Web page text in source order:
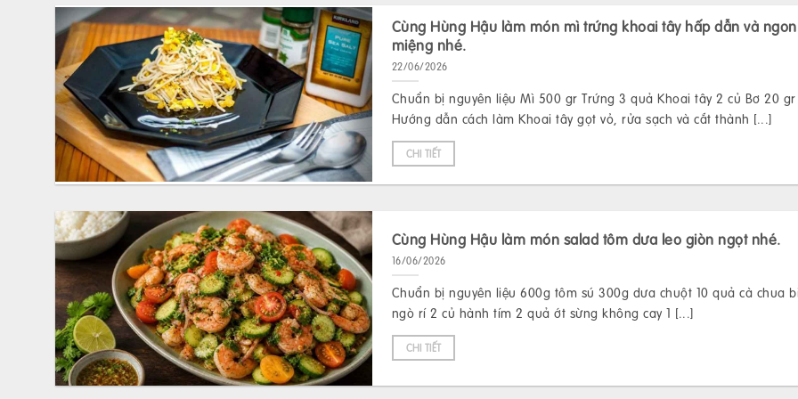
Cùng Hùng Hậu làm món mì trứng khoai tây hấp dẫn và ngon
miệng nhé.
22/06/2026
Chuẩn bị nguyên liệu Mì 500 gr Trứng 3 quả Khoai tây 2 củ Bơ 20 gr
Hướng dẫn cách làm Khoai tây gọt vỏ, rửa sạch và cắt thành [...]
CHI TIẾT
Cùng Hùng Hậu làm món salad tôm dưa leo giòn ngọt nhé.
16/06/2026
Chuẩn bị nguyên liệu 600g tôm sú 300g dưa chuột 10 quả cà chua
ngò rí 2 củ hành tím 2 quả ớt sừng không cay 1 [...]
CHI TIẾT